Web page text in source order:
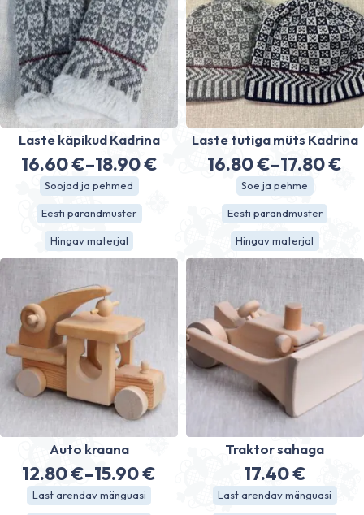
Laste käpikud Kadrina
16.60€–18.90€
Price
range:
16.60 €
through
Soojad ja pehmed
Eesti pärandmuster
Hingav materjal
Laste tutiga müts Kadrina
16.80€–17.80€
Price
range:
16.80 €
through
17.80 €
Soe ja pehme
Eesti pärandmuster
Hingav materjal
Auto kraana
12.80€–15.90€
Price
range:
Last arendav mänguasi
Traktor sahaga
17.40€
Last arendav mänguasi